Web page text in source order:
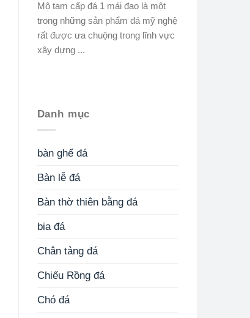
Mộ tam cấp đá 1 mái đao là một
trong những sản phẩm đá mỹ nghệ
rất được ưa chuộng trong lĩnh vực
xây dựng ...
Danh mục
bàn ghế đá
Bàn lễ đá
Bàn thờ thiên bằng đá
bia đá
Chân tảng đá
Chiếu Rồng đá
Chó đá